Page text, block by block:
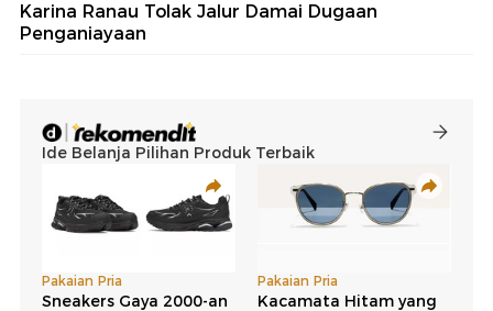
Karina Ranau Tolak Jalur Damai Dugaan
Penganiayaan